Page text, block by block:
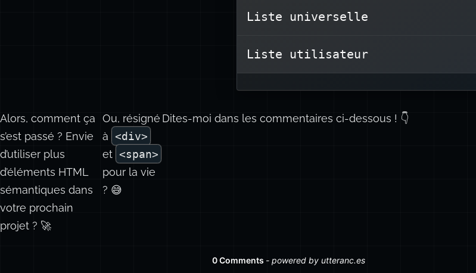
Liste universelle
Liste utilisateur
Alors, comment ça
s’est passé ? Envie
d’utiliser plus
d’éléments HTML
sémantiques dans
votre prochain
projet ? 🚀
Ou, résigné
à <div>
et <span>
pour la vie
? 😅
Dites-moi dans les commentaires ci-dessous ! 👇